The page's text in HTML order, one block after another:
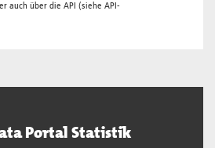
auch über die API (siehe API-
Portal Statistik